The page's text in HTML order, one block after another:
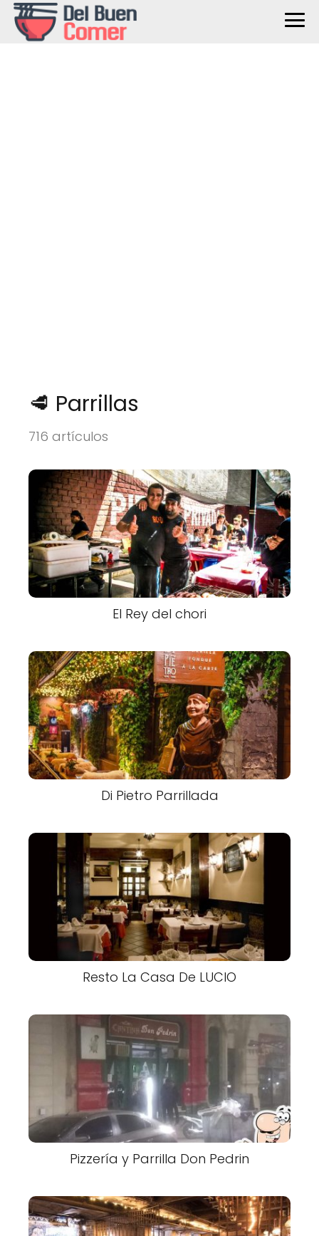
🥩 Parrillas
716 artículos
El Rey del chori
Di Pietro Parrillada
Resto La Casa De LUCIO
Pizzería y Parrilla Don Pedrin